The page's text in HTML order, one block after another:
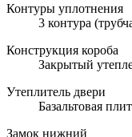
Контуры уплотнения
3 контура
Конструкция короба
Закрытый
Утеплитель двери
Базальтовая
Замок нижний